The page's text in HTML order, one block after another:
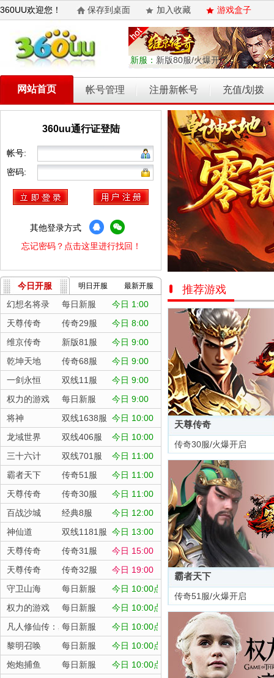
360UU欢迎您！ 保存到桌面 加入收藏 游戏盒子
新服： 新版80服/火爆开启
网站首页 帐号管理 注册新帐号 充值/划拨
360uu通行证登陆
帐号:
密码:
其他登录方式
忘记密码？点击这里进行找回！
今日开服 明日开服 最新开服
幻想名将录 每日新服
今日 1:00
天尊传奇
传奇29服
今日 8:00
维京传奇
新版81服
今日 9:00
乾坤天地
传奇68服
今日 9:00
一剑永恒
双线11服
今日 9:00
权力的游戏
每日新服
今日 9:00
将神
双线1638服 今日 10:00
龙域世界
双线406服
今日 10:00
三十六计
双线701服
今日 11:00
霸者天下
传奇51服
今日 11:00
天尊传奇
传奇30服
今日 11:00
百战沙城
经典8服
今日 12:00
神仙道
双线1181服 今日 13:00
天尊传奇
传奇31服
今日 15:00
天尊传奇
传奇32服
今日 19:00
守卫山海
每日新服
今日 10:00点
权力的游戏
每日新服
今日 10:00点
凡人修仙传：星海飞驰
每日新服
今日 10:00点
黎明召唤
每日新服
今日 10:00点
炮炮捕鱼
每日新服
今日 10:00点
乾坤天地
开天西游
霸者归来
权力的游戏
维京传奇
推荐游戏
天尊传奇
传奇30服/火爆开启
霸者天下
传奇51服/火爆开启